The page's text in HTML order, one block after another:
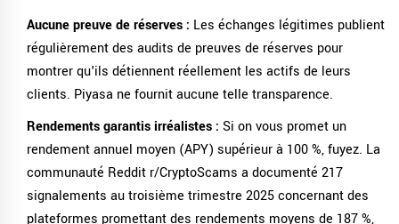
Aucune preuve de réserves : Les échanges légitimes publient
régulièrement des audits de preuves de réserves pour
montrer qu'ils détiennent réellement les actifs de leurs
clients. Piyasa ne fournit aucune telle transparence.
Rendements garantis irréalistes : Si on vous promet un
rendement annuel moyen (APY) supérieur à 100 %, fuyez. La
communauté Reddit r/CryptoScams a documenté 217
signalements au troisième trimestre 2025 concernant des
plateformes promettant des rendements moyens de 187 %,